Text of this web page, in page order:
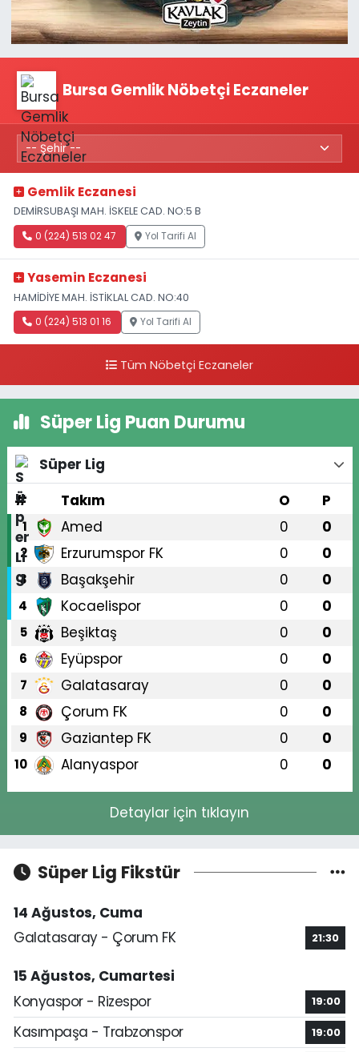
Bursa Gemlik Nöbetçi Eczaneler
Gemlik Eczanesi
DEMİRSUBAŞI MAH. İSKELE CAD. NO:5 B
0 (224) 513 02 47 Yol Tarifi Al
Yasemin Eczanesi
HAMİDİYE MAH. İSTİKLAL CAD. NO:40
0 (224) 513 01 16 Yol Tarifi Al
Tüm Nöbetçi Eczaneler
Süper Lig Puan Durumu
Süper Lig
#
Takım O P
1 Amed 0 0
2 Erzurumspor FK 0 0
3 Başakşehir 0 0
4 Kocaelispor 0 0
5 Beşiktaş 0 0
6 Eyüpspor 0 0
7 Galatasaray 0 0
8 Çorum FK 0 0
9 Gaziantep FK 0 0
10 Alanyaspor 0 0
Detaylar için tıklayın
Süper Lig Fikstür
14 Ağustos, Cuma
Galatasaray - Çorum FK
21:30
15 Ağustos, Cumartesi
Konyaspor - Rizespor
19:00
Kasımpaşa - Trabzonspor 19:00